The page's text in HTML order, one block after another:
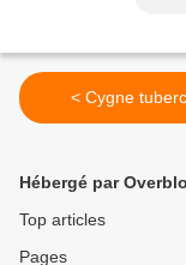
< Cygne
Hébergé par
Top articles
Pages